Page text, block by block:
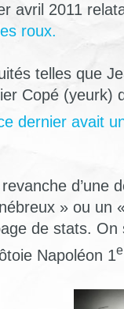
avril 2011
roux.
telles que
Copé (yeurk)
dernier avait
d’une
» ou un
de stats. On
Napoléon 1